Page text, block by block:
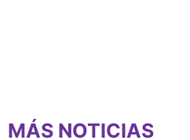
MÁS NOTICIAS